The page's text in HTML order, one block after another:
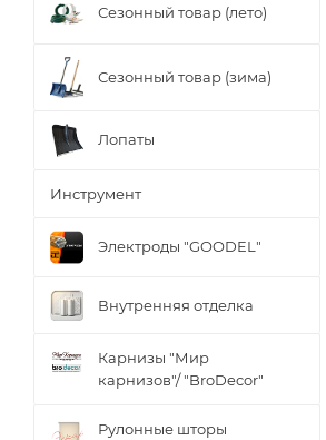
Сезонный товар (лето)
Сезонный товар (зима)
Лопаты
Инструмент
Электроды "GOODEL"
Внутренняя отделка
Карнизы "Мир
карнизов"/ "BroDecor"
Рулонные шторы